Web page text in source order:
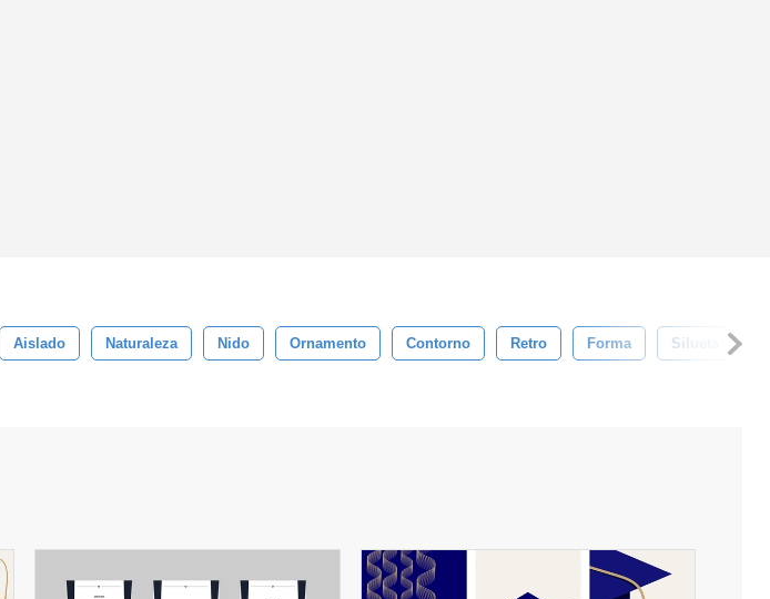
Aislado Naturaleza Nido Ornamento Contorno Retro Forma Silueta